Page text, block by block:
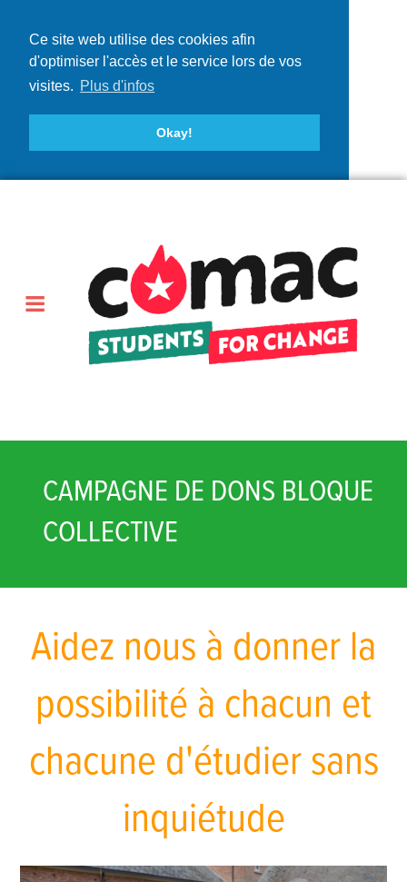
Ce site web utilise des cookies afin
d'optimiser l'accès et le service lors de vos
visites. Plus d'infos
Okay!
CAMPAGNE DE DONS BLOQUE
COLLECTIVE
Aidez nous à donner la
possibilité à chacun et
chacune d'étudier sans
inquiétude